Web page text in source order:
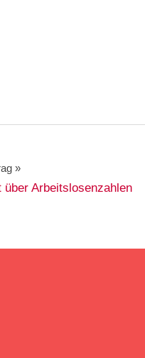
über Arbeitslosenzahlen